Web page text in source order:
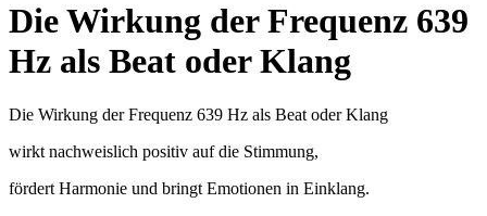
Die Wirkung der Frequenz 639
Hz als Beat oder Klang
Die Wirkung der Frequenz 639 Hz als Beat oder Klang
wirkt nachweislich positiv auf die Stimmung,
fördert Harmonie und bringt Emotionen in Einklang.